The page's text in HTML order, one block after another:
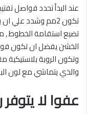
عند البدأ تحدد فواصل
تكون 2مم وشدد علي
تضيع استقامة الخطوط ,
وتكون الروبة
والذي يتماشي مع لون
عفوا لا